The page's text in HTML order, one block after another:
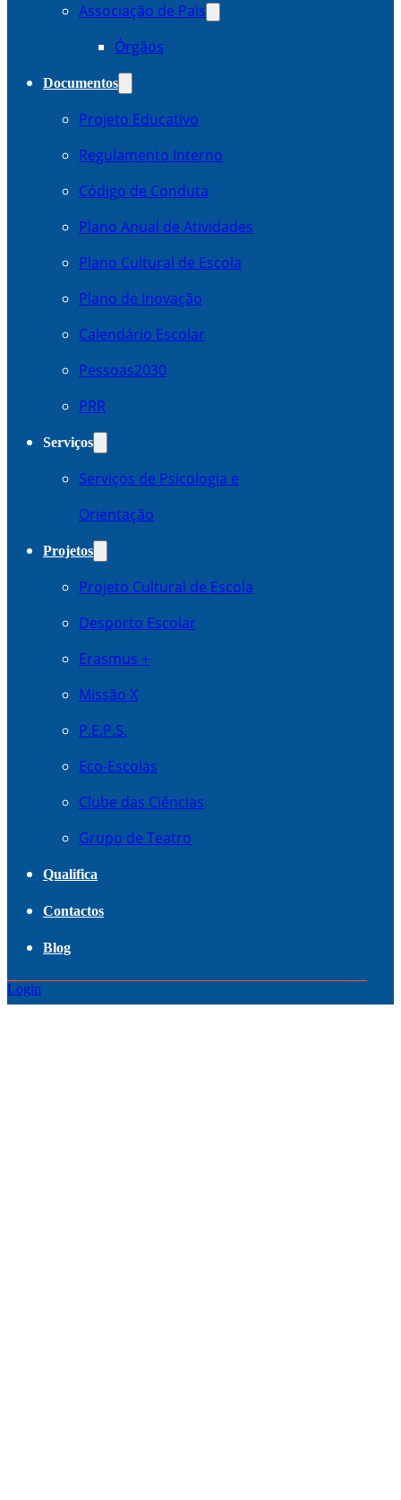
Associação de Pais
Órgãos
Documentos
Projeto Educativo
Regulamento Interno
Código de Conduta
Plano Anual de Atividades
Plano Cultural de Escola
Plano de Inovação
Calendário Escolar
Pessoas2030
PRR
Serviços
Serviços de Psicologia e
Orientação
Projetos
Projeto Cultural de Escola
Desporto Escolar
Erasmus +
Missão X
P.E.P.S.
Eco-Escolas
Clube das Ciências
Grupo de Teatro
Qualifica
Contactos
Blog
Login